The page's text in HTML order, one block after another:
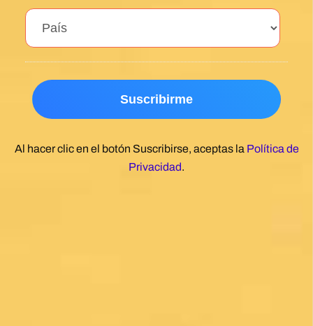
Al hacer clic en el botón Suscribirse, aceptas la Política de
Privacidad.